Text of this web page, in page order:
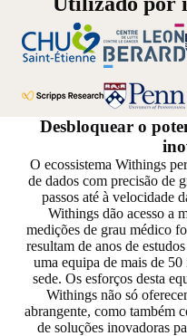
Desbloquear o
O ecossistema Withings
de dados com precisão de
passos até à velocidade
Withings dão acesso a
medições de grau médico
resultam de anos de
uma equipa de mais de 50
sede. Os esforços desta
Withings não só
abrangente, como também
de soluções inovadoras